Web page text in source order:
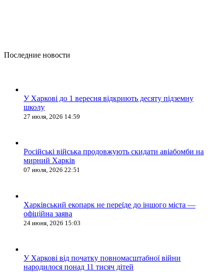
Последние новости
У Харкові до 1 вересня відкриють десяту підземну
школу
27 июля, 2026 14:59
Російські війська продовжують скидати авіабомби на
мирний Харків
07 июля, 2026 22:51
Харківський екопарк не переїде до іншого міста —
офіційна заява
24 июня, 2026 15:03
У Харкові від початку повномасштабної війни
народилося понад 11 тисяч дітей